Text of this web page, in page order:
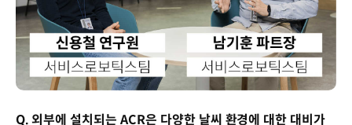
Q. 외부에 설치되는 ACR은 다양한 날씨 환경에 대한 대비가